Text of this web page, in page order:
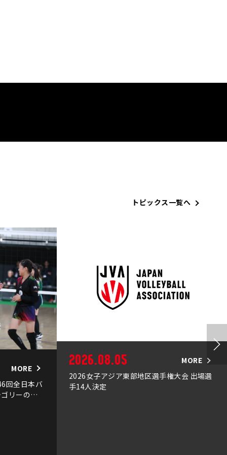
MORE
回全日本バ
リーのチ
2026.08.05
MORE
2026女子アジア東部地区選手権大会 出場選
手14人決定
トピックス一覧へ